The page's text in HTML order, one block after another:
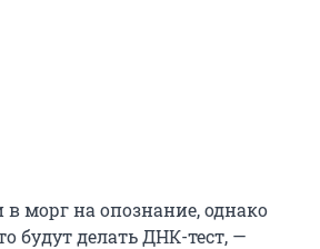
морг на опознание, однако
будут делать ДНК-тест, —